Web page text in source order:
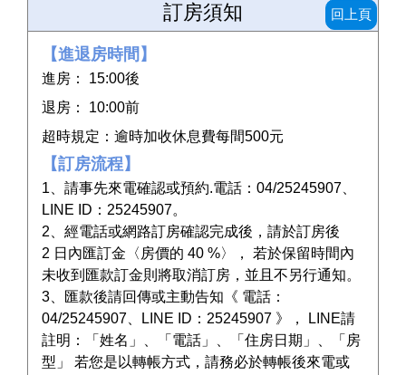
訂房須知 回上頁
【進退房時間】
進房： 15:00後
退房： 10:00前
超時規定：逾時加收休息費每間500元
【訂房流程】
1、請事先來電確認或預約.電話：04/25245907、
LINE ID：25245907。
2、經電話或網路訂房確認完成後，請於訂房後
2 日內匯訂金〈房價的 40 %〉， 若於保留時間內
未收到匯款訂金則將取消訂房，並且不另行通知。
3、匯款後請回傳或主動告知《 電話：
04/25245907、LINE ID：25245907 》， LINE請
註明：「姓名」、「電話」、「住房日期」、「房
型」 若您是以轉帳方式，請務必於轉帳後來電或